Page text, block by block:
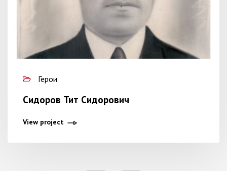
Герои
Сидоров Тит Сидорович
View project